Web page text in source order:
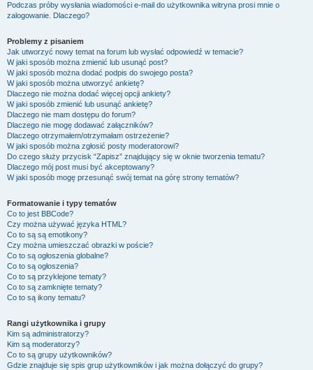
Podczas próby wysłania wiadomości e-mail do użytkownika witryna prosi mnie o
zalogowanie. Dlaczego?
Problemy z pisaniem
Jak utworzyć nowy temat na forum lub wysłać odpowiedź w temacie?
W jaki sposób można zmienić lub usunąć post?
W jaki sposób można dodać podpis do swojego posta?
W jaki sposób można utworzyć ankietę?
Dlaczego nie można dodać więcej opcji ankiety?
W jaki sposób zmienić lub usunąć ankietę?
Dlaczego nie mam dostępu do forum?
Dlaczego nie mogę dodawać załączników?
Dlaczego otrzymałem/otrzymałam ostrzeżenie?
W jaki sposób można zgłosić posty moderatorowi?
Do czego służy przycisk “Zapisz” znajdujący się w oknie tworzenia tematu?
Dlaczego mój post musi być akceptowany?
W jaki sposób mogę przesunąć swój temat na górę strony tematów?
Formatowanie i typy tematów
Co to jest BBCode?
Czy można używać języka HTML?
Co to są są emotikony?
Czy można umieszczać obrazki w poście?
Co to są ogłoszenia globalne?
Co to są ogłoszenia?
Co to są przyklejone tematy?
Co to są zamknięte tematy?
Co to są ikony tematu?
Rangi użytkownika i grupy
Kim są administratorzy?
Kim są moderatorzy?
Co to są grupy użytkowników?
Gdzie znajduje się spis grup użytkowników i jak można dołączyć do grupy?